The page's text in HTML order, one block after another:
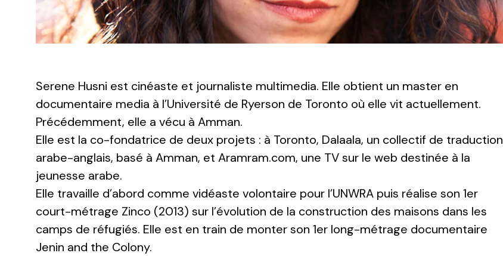
Serene Husni est cinéaste et journaliste multimedia. Elle obtient un master en
documentaire media à l’Université de Ryerson de Toronto où elle vit actuellement.
Précédemment, elle a vécu à Amman.
Elle est la co-fondatrice de deux projets : à Toronto, Dalaala, un collectif de traduction
arabe-anglais, basé à Amman, et Aramram.com, une TV sur le web destinée à la
jeunesse arabe.
Elle travaille d’abord comme vidéaste volontaire pour l’UNWRA puis réalise son 1er
court-métrage Zinco (2013) sur l’évolution de la construction des maisons dans les
camps de réfugiés. Elle est en train de monter son 1er long-métrage documentaire
Jenin and the Colony.